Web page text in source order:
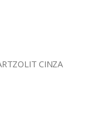
CINZA